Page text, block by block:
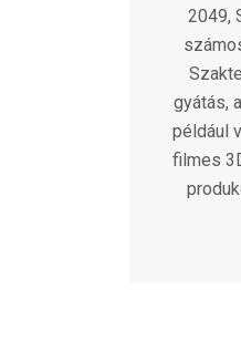
2049,
gyátás,
például
filmes